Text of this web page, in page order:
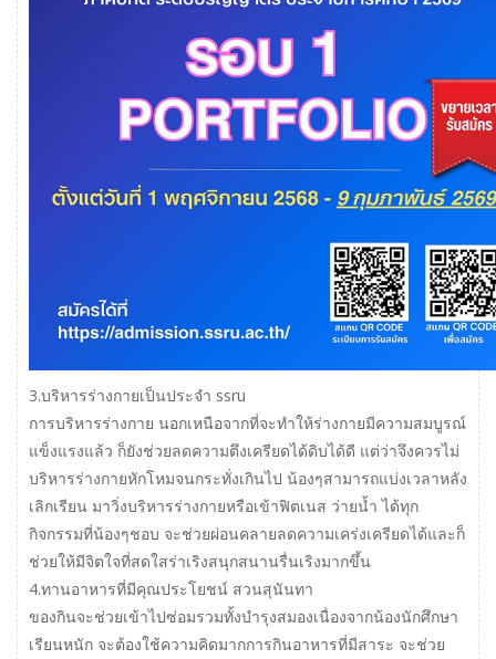
3.บริหารร่างกายเป็นประจำ ssru
การบริหารร่างกาย นอกเหนือจากที่จะทำให้ร่างกายมีความสมบูรณ์
แข็งแรงแล้ว ก็ยังช่วยลดความตึงเครียดได้ดิบได้ดี แต่ว่าจึงควรไม่
บริหารร่างกายหักโหมจนกระทั่งเกินไป น้องๆสามารถแบ่งเวลาหลัง
เลิกเรียน มาวิ่งบริหารร่างกายหรือเข้าฟิตเนส ว่ายน้ำ ได้ทุก
กิจกรรมที่น้องๆชอบ จะช่วยผ่อนคลายลดความเคร่งเครียดได้และก็
ช่วยให้มีจิตใจที่สดใสร่าเริงสนุกสนานรื่นเริงมากขึ้น
4.ทานอาหารที่มีคุณประโยชน์ สวนสุนันทา
ของกินจะช่วยเข้าไปซ่อมรวมทั้งบำรุงสมองเนื่องจากน้องนักศึกษา
เรียนหนัก จะต้องใช้ความคิดมากการกินอาหารที่มีสาระ จะช่วย